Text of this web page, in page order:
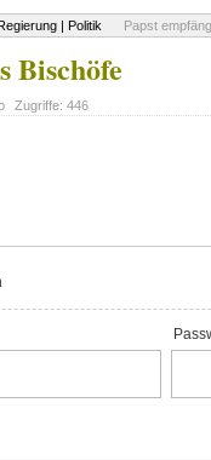
| Politik Papst
Bischöfe
Zugriffe: 446